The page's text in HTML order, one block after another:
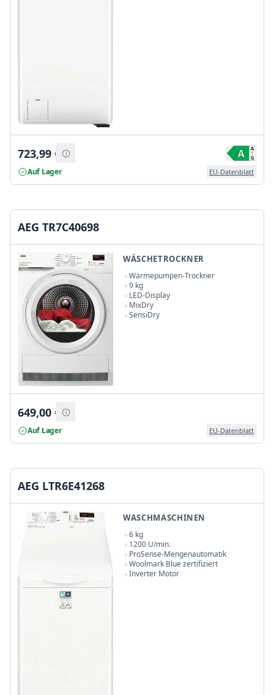
723,99 €
Auf Lager EU-Datenblatt
AEG TR7C40698
WÄSCHETROCKNER
Wärmepumpen-Trockner
9 kg
LED-Display
MixDry
SensiDry
649,00 €
Auf Lager EU-Datenblatt
AEG LTR6E41268
WASCHMASCHINEN
6 kg
1200 U/min.
ProSense-Mengenautomatik
Woolmark Blue zertifiziert
Inverter Motor